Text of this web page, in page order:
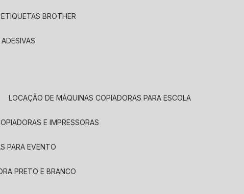
BROTHER
LOCAÇÃO DE MÁQUINAS COPIADORAS PARA ESCOLA
E IMPRESSORAS
PARA EVENTO
PRETO E BRANCO